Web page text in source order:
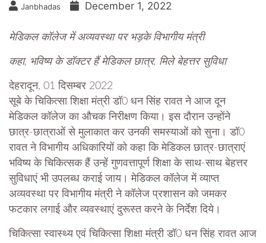
Janbhadas December 1, 2022
मेडिकल कॉलेज में अव्यवस्था पर भड़के विभागीय मंत्री
कहा, भविष्य के डॉक्टर हैं मेडिकल छात्र, मिले बेहत्तर सुविधा
देहरादून, 01 दिसम्बर 2022
सूबे के चिकित्सा शिक्षा मंत्री डॉ0 धन सिंह रावत ने आज दून
मेडिकल कॉलेज का औचक निरीक्षण किया। इस दौरान उन्होंने
छात्र-छात्राओं से मुलाकात कर उनकी समस्याओं को सुना। डॉ0
रावत ने विभागीय अधिकारियों को कहा कि मेडिकल छात्र-छात्राएं
भविष्य के चिकित्सक हैं उन्हें गुणवत्तापूर्ण शिक्षा के साथ-साथ बेहत्तर
सुविधाएं भी उपलब्ध कराई जाय। मेडिकल कॉलेज में व्याप्त
अव्यवस्था पर विभागीय मंत्री ने कॉलेज प्रशासन को जमकर
फटकार लगाई और व्यवस्थाएं दुरूस्त करने के निर्देश दिये।
चिकित्सा स्वास्थ्य एवं चिकित्सा शिक्षा मंत्री डॉ0 धन सिंह रावत आज